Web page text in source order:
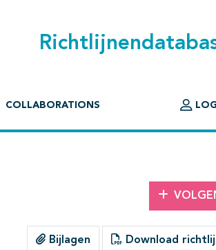
COLLABORATIONS
Bijlagen Download